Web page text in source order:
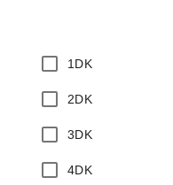
1DK
2DK
3DK
4DK